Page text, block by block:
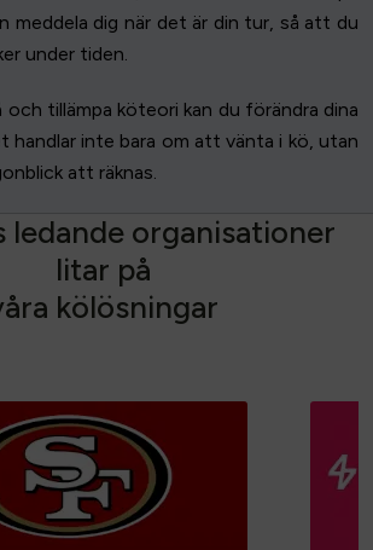
meddela dig när det är din tur, så att du
under tiden.
tillämpa köteori kan du förändra dina
handlar inte bara om att vänta i kö, utan
att räknas.
ledande organisationer
litar på
åra kölösningar